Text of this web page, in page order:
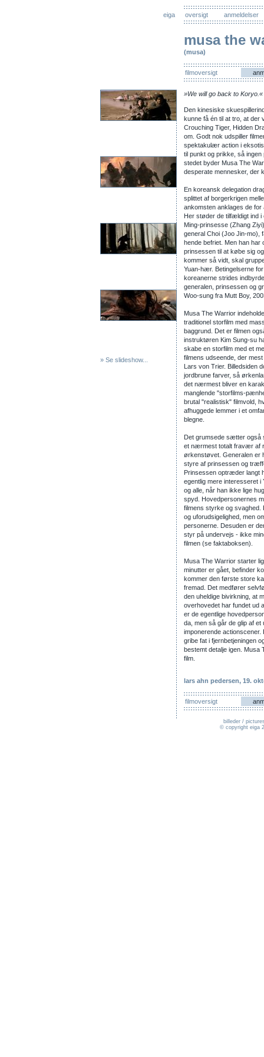
eiga oversigt anmeldelser
musa the
(musa)
filmoversigt
» Se slideshow...
»We will go back to Koryo.«
Den kinesiske
kunne få én til at tro, at der
Crouching Tiger, Hidden
om. Godt nok udspiller
spektakulær action i
til punkt og prikke, så
stedet byder Musa The
desperate mennesker, der
En koreansk delegation
splittet af borgerkrigen
ankomsten anklages de
Her støder de tilfældigt ind i
Ming-prinsesse (Zhang
general Choi (Joo Jin-mo),
hende befriet. Men han har
prinsessen til at købe sig
kommer så vidt, skal
Yuan-hær. Betingelserne
koreanerne strides
generalen, prinsessen og
Woo-sung fra Mutt Boy,
Musa The Warrior
traditionel storfilm med
baggrund. Det er filmen
instruktøren Kim Sung-su
skabe en storfilm med et
filmens udseende, der
Lars von Trier. Billedsiden
jordbrune farver, så
det nærmest bliver en
manglende "storfilms-
brutal "realistisk" filmvold,
afhuggede lemmer i et
blegne.
Det grumsede sætter også
et nærmest totalt fravær af
ørkenstøvet. Generalen er
styre af prinsessen og
Prinsessen optræder langt
egentlig mere interesseret i
og alle, når han ikke lige
spyd. Hovedpersonernes
filmens styrke og svaghed.
og uforudsigelighed, men
personerne. Desuden er
styr på undervejs - ikke
filmen (se faktaboksen).
Musa The Warrior starter
minutter er gået, befinder
kommer den første store
fremad. Det medfører
den uheldige bivirkning, at
overhovedet har fundet ud
er de egentlige
da, men så går de glip af
imponerende actionscener.
gribe fat i fjernbetjeningen
bestemt detalje igen. Musa
film.
lars ahn pedersen, 19.
filmoversigt
billeder /
© copyright eiga